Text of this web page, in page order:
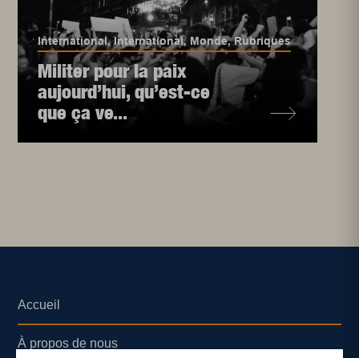
International,International, Monde,Rubriques
Militer pour la paix
aujourd’hui, qu’est-ce
que ça ve...
Accueil
À propos de nous